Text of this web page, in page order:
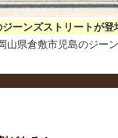
ーンズストリートが登
山県倉敷市児島のジー